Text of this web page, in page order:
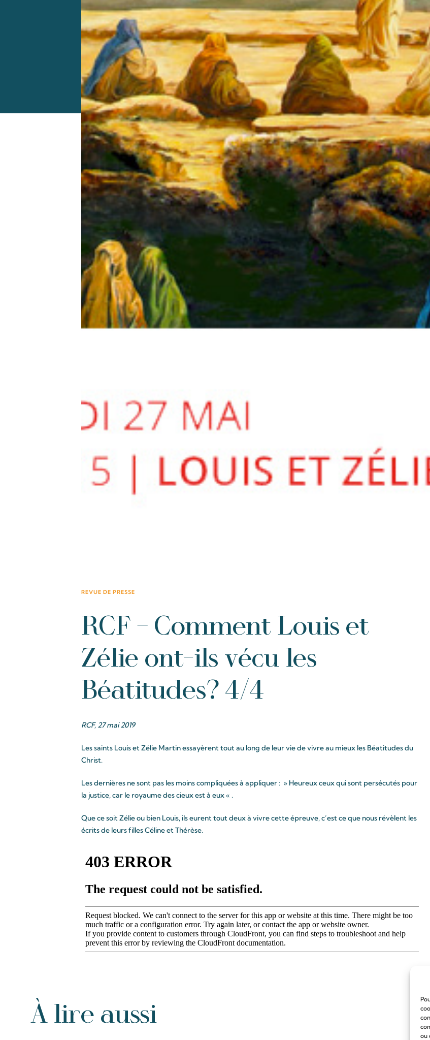
ou
REVUE DE PRESSE
RCF – Comment Louis et
Zélie ont-ils vécu les
Béatitudes? 4/4
RCF, 27 mai 2019
Les saints Louis et Zélie Martin essayèrent tout au long de leur vie de vivre au mieux les Béatitudes du
Christ.
Les dernières ne sont pas les moins compliquées à appliquer : » Heureux ceux qui sont persécutés pour
la justice, car le royaume des cieux est à eux « .
Que ce soit Zélie ou bien Louis, ils eurent tout deux à vivre cette épreuve, c’est ce que nous révèlent les
écrits de leurs filles Céline et Thérèse.
À lire aussi